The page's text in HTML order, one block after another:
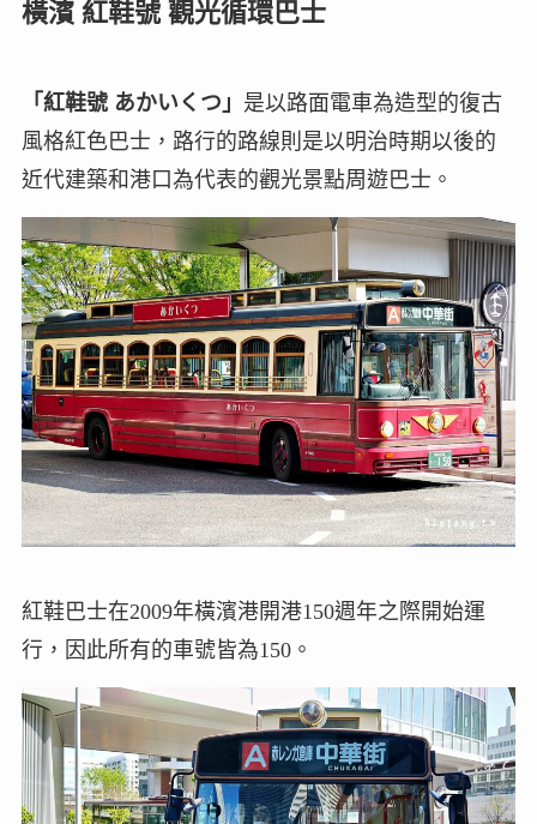
橫濱 紅鞋號 觀光循環巴士
「紅鞋號 あかいくつ」 是以路面電車為造型的復古
風格紅色巴士，路行的路線則是以明治時期以後的
近代建築和港口為代表的觀光景點周遊巴士。
紅鞋巴士在2009年橫濱港開港150週年之際開始運
行，因此所有的車號皆為150。